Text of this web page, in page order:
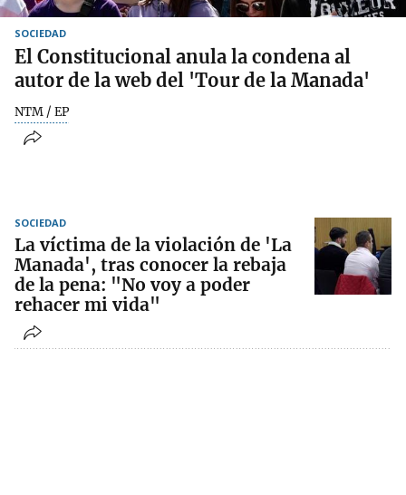
SOCIEDAD
El Constitucional anula la condena al
autor de la web del 'Tour de la Manada'
NTM / EP
SOCIEDAD
La víctima de la violación de 'La
Manada', tras conocer la rebaja
de la pena: "No voy a poder
rehacer mi vida"